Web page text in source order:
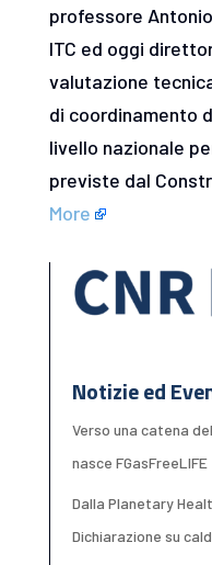
professore
ITC ed oggi
valutazione
di coordinamento
livello nazionale
previste dal
More
Notizie ed
Verso una catena
nasce FGasFreeLIFE
Dalla Planetary
Dichiarazione su